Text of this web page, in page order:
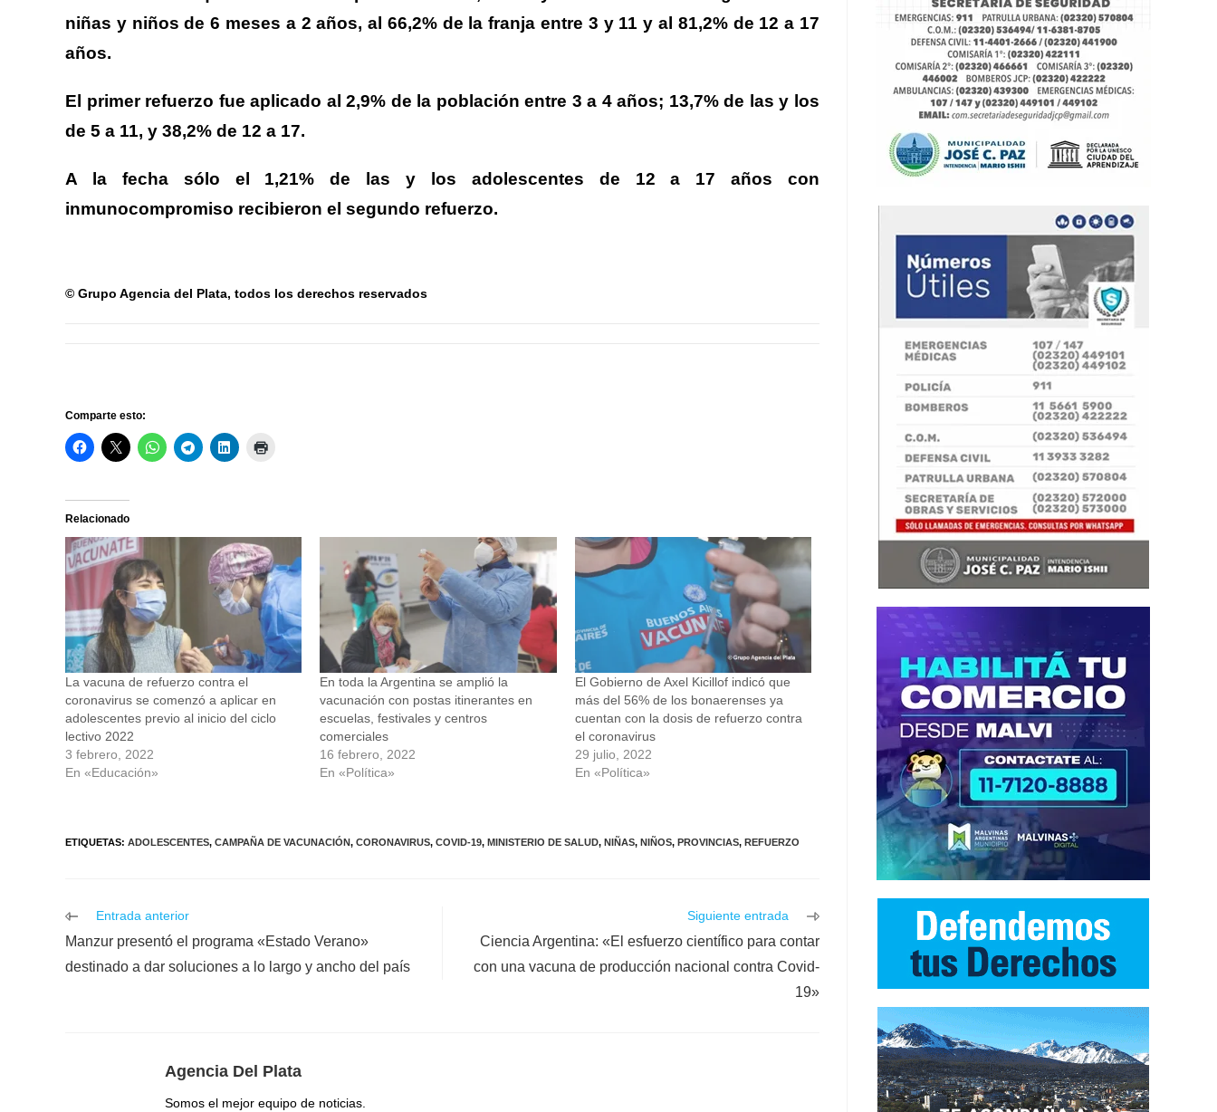
niñas y niños de 6 meses a 2 años, al 66,2% de la franja entre 3 y 11 y al 81,2% de 12 a 17
años.
El primer refuerzo fue aplicado al 2,9% de la población entre 3 a 4 años; 13,7% de las y los
de 5 a 11, y 38,2% de 12 a 17.
A la fecha sólo el 1,21% de las y los adolescentes de 12 a 17 años con
inmunocompromiso recibieron el segundo refuerzo.
© Grupo Agencia del Plata, todos los derechos reservados
Comparte esto:
Relacionado
La vacuna de refuerzo contra el
coronavirus se comenzó a aplicar en
adolescentes previo al inicio del ciclo
lectivo 2022
3 febrero, 2022
En «Educación»
En toda la Argentina se amplió la
vacunación con postas itinerantes en
escuelas, festivales y centros
comerciales
16 febrero, 2022
En «Política»
El Gobierno de Axel Kicillof indicó que
más del 56% de los bonaerenses ya
cuentan con la dosis de refuerzo contra
el coronavirus
29 julio, 2022
En «Política»
ETIQUETAS: ADOLESCENTES, CAMPAÑA DE VACUNACIÓN, CORONAVIRUS, COVID-19, MINISTERIO DE SALUD, NIÑAS, NIÑOS, PROVINCIAS, REFUERZO
Leer
artículos
Entrada anterior
Manzur presentó el programa «Estado Verano»
destinado a dar soluciones a lo largo y ancho del país
Siguiente entrada
Ciencia Argentina: «El esfuerzo científico para contar
con una vacuna de producción nacional contra Covid-
19»
Agencia Del Plata
Somos el mejor equipo de noticias.